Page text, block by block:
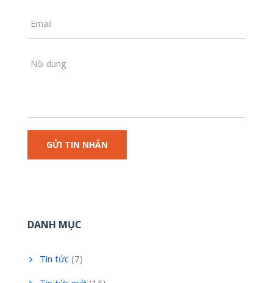
DANH MỤC
Tin tức (7)